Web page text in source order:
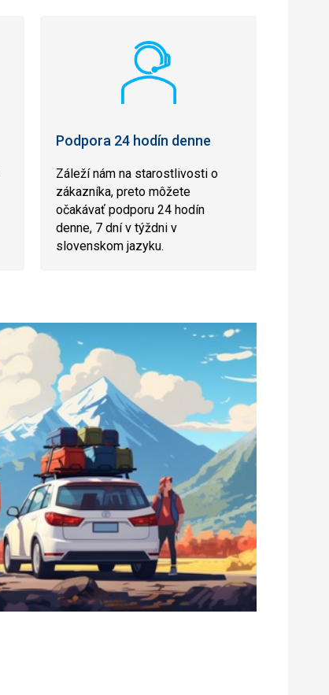
Podpora 24 hodín denne
Záleží nám na starostlivosti o
zákazníka, preto môžete
očakávať podporu 24 hodín
denne, 7 dní v týždni v
slovenskom jazyku.